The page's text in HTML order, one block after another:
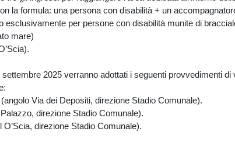
una persona con disabilità + un
per persone con disabilità munite di
mare)
2025 verranno adottati i seguenti provvedimenti di
Via dei Depositi, direzione Stadio Comunale).
direzione Stadio Comunale).
direzione Stadio Comunale).